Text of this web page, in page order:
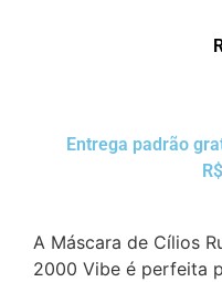
Entrega padrão
A Máscara de Cílios
2000 Vibe é perfeita